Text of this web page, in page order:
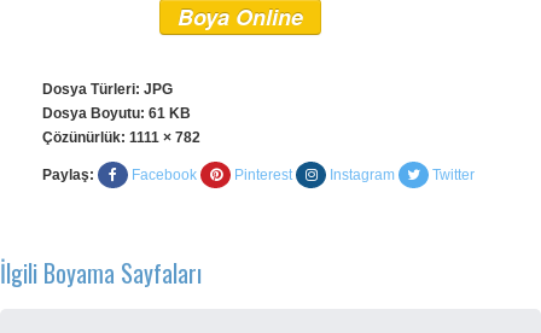
Boya Online
Dosya Türleri: JPG
Dosya Boyutu: 61 KB
Çözünürlük: 1111 × 782
Paylaş: Facebook Pinterest Instagram Twitter
İlgili Boyama Sayfaları